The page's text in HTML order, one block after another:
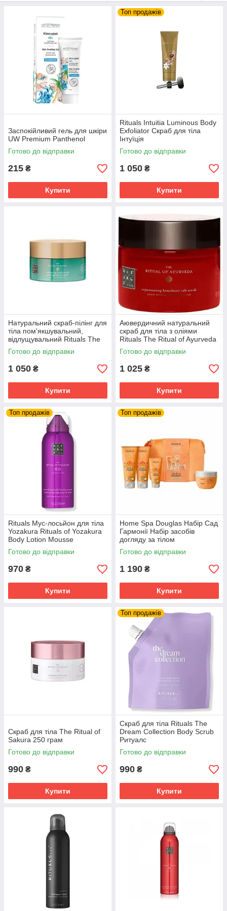
багато інших засобів по догляду за тілом від
всесвітньо відомих брендів Продукція
оригінального якості за вигідними цінами від
прямого імпортера з Європи.
Вам обов'язково сподобаються
за
Освіжаючий гель для душу «GO GO»
Гель забезпечує ідеальний догляд за шкірою,
роблячи її м'якою і шовковистою, дарує відчуття
свіжості і бадьорості на весь день.
Гель для душу «GO GO»
Надзвичайно запашний гель, відмінно піниться,
ніжно очищає, зволожує і пом'якшує шкіру.
Підходить для всіх типів шкіри.
Крем для тіла «Каллас»
Зволожуючий і живильний крем з екстрактом алое і
вітаміном Е. Сприяє відновлення гідробалансу,
робить шкіру м'якою і ніжною.
Косметика для тіла від «Maxam» —
тільки найкраще для вас!
стан шкіри.
абсолютно для
всіх типів шкіри.
Заспокійливий гель для шкіри
UW Premium Panthenol
Готово до відправки
215 ₴
Купити
Топ продажів
Rituals Intuitia Luminous Body
Exfoliator Скраб для тіла
Інтуїція
Готово до відправки
1 050 ₴
Купити
Натуральний скраб-пілінг для
тіла пом'якшувальний,
відлущувальний Rituals The
Ritual Of Karma 300 г
Готово до відправки
1 050 ₴
Купити
Аювердичний натуральний
скраб для тіла з оліями
Rituals The Ritual of Ayurveda
Нідерланди Ритуал
Готово до відправки
1 025 ₴
Купити
Топ продажів
Rituals Мус-лосьйон для тіла
Yozakura Rituals of Yozakura
Body Lotion Mousse
Готово до відправки
970 ₴
Купити
Топ продажів
Home Spa Douglas Набір Сад
Гармонії Набір засобів
догляду за тілом
Готово до відправки
1 190 ₴
Купити
Скраб для тіла The Ritual of
Sakura 250 грам
Готово до відправки
990 ₴
Купити
Топ продажів
Скраб для тіла Rituals The
Dream Collection Body Scrub
Ритуалс
Готово до відправки
990 ₴
Купити